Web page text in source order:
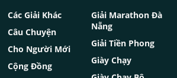
Các Giải Khác
Câu Chuyện
Cho Người Mới
Cộng Đồng
Giải Marathon Đà
Nẵng
Giải Tiền Phong
Giày Chạy